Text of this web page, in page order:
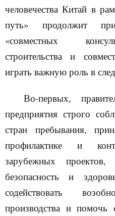
человечества Китай в
путь» продолжит
«совместных
строительства и
играть важную роль в
Во-первых,
предприятия строго
стран пребывания,
профилактике и
зарубежных проектов,
безопасность и
содействовать
производства и